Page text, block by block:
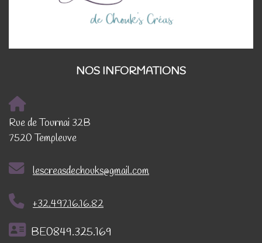
NOS INFORMATIONS
Rue de Tournai 32B
7520 Templeuve
lescreasdechouks@gmail.com
+32.497.16.16.82
BE0849.325.169